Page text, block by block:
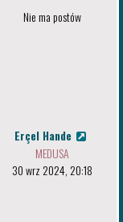
Nie ma postów
Erçel Hande
MEDUSA
30 wrz 2024, 20:18